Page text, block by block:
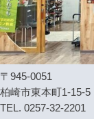
〒945-0051
柏崎市東本町1-15-
TEL. 0257-32-2201